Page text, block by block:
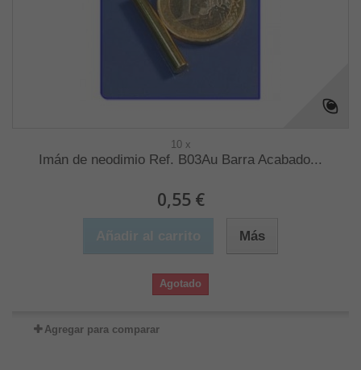
10 x
Imán de neodimio Ref. B03Au Barra Acabado...
0,55 €
Más
Agotado
Agregar para comparar